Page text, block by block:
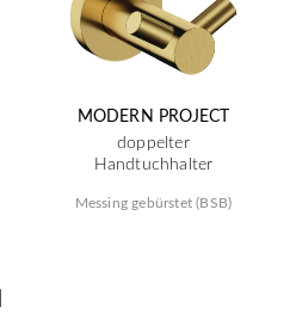
MODERN PROJECT
doppelter
Handtuchhalter
Messing gebürstet (BSB)